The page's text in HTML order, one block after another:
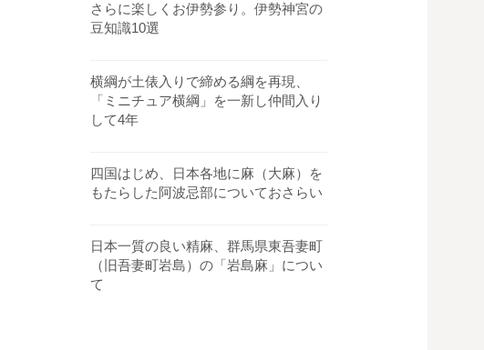
さらに楽しくお伊勢参り。伊勢神宮の
豆知識10選
横綱が土俵入りで締める綱を再現、
「ミニチュア横綱」を一新し仲間入り
して4年
四国はじめ、日本各地に麻（大麻）を
もたらした阿波忌部についておさらい
日本一質の良い精麻、群馬県東吾妻町
（旧吾妻町岩島）の「岩島麻」につい
て